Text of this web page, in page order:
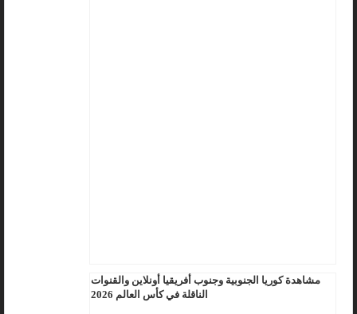
مشاهدة كوريا الجنوبية وجنوب أفريقيا أونلاين والقنوات
الناقلة في كأس العالم 2026